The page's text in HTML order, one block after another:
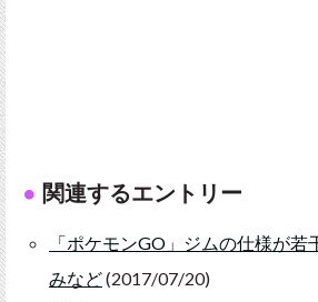
関連するエントリー
「ポケモンGO」ジムの仕様が
みなど(2017/07/20)